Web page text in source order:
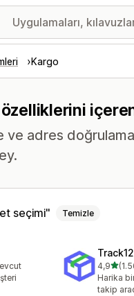
Kargo
özelliklerini
adres
seçimi Temizle
4,95
toplam
Harika
takip